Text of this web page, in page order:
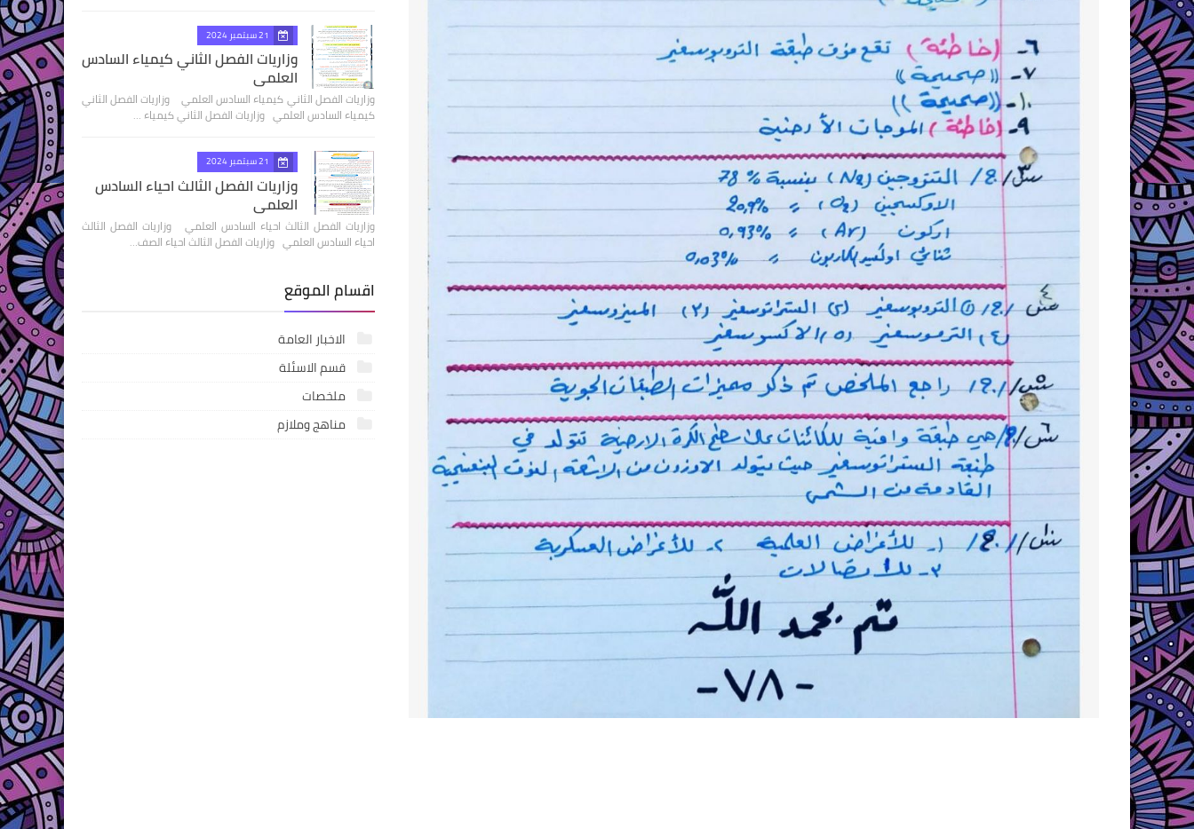
21 سبتمبر 2024
وزاريات الفصل الثاني كيمياء السادس
العلمي
وزاريات الفصل الثاني كيمياء السادس العلمي وزاريات الفصل الثاني
كيمياء السادس العلمي وزاريات الفصل الثاني كيمياء …
21 سبتمبر 2024
وزاريات الفصل الثالث احياء السادس
العلمي
وزاريات الفصل الثالث احياء السادس العلمي وزاريات الفصل الثالث
احياء السادس العلمي وزاريات الفصل الثالث احياء الصف…
اقسام الموقع
الاخبار العامة
قسم الاسئلة
ملخصات
مناهج وملازم